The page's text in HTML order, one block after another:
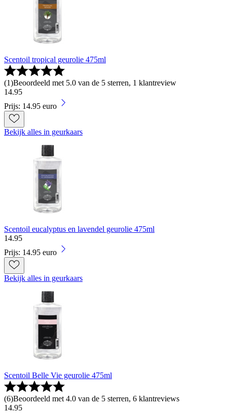
Scentoil tropical geurolie 475ml
(1)Beoordeeld met 5.0 van de 5 sterren, 1 klantreview
14.95
Prijs: 14.95 euro
Bekijk alles in geurkaars
Scentoil eucalyptus en lavendel geurolie 475ml
14.95
Prijs: 14.95 euro
Bekijk alles in geurkaars
Scentoil Belle Vie geurolie 475ml
(6)Beoordeeld met 4.0 van de 5 sterren, 6 klantreviews
14.95